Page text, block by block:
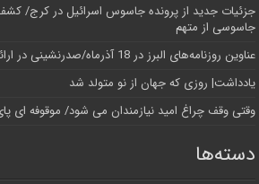
جزئیات جدید از پرونده جاسوس اسرائیل در کرج/‌
جاسوسی از متهم
عناوین روزنامه‌های البرز در ‌18 آذرماه/صدرنشینی در ارائه خدمات زایمان بی‌درد
یادداشت| روزی که جهان از نو متولد شد
وقتی وقف چراغ امید نیازمندان می شود/ موقوفه ای
دسته‌ها